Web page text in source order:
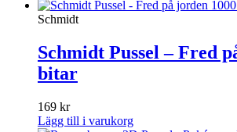
Schmidt
Schmidt Pussel – Fred
bitar
169 kr
Lägg till i varukorg